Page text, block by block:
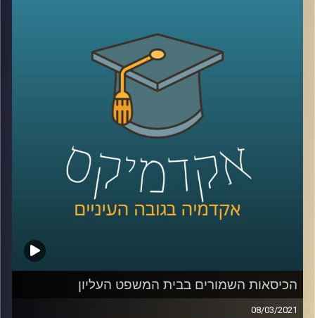
לאודר לממשל, דיפלומטיה ואסטרטגיה באוניברסיטת רייכמן,
שתחום התמחותה הוא התנהגות פוליטית ורדיקליזם פוליטי,
בחונת במחקריה את המניעים לקיצוניות ואלימות פוליטית
וכיצד ניתן למתן השפעתם של תהליכים אלה על מנת לעודד
דינמיקה פוליטית שאינה אלימה, הגיעה לדבר על ספר חדש
עליו עמלה כ-10 שנים הבוחן את שאלת ההצלחה של מפעל
בספר היא הציגה מהי בעצם קבוצה, סקרה את מפעל
ההתנחלויות מרבדים שונים וכמובן- בחנה מהי הצלחה?
אז מה אתם מהמרים? מפעל ההתנחלויות הצליח או לא?
מוזמנים להאזין לפרק ולהחליט בעצמכם
קרדיט תמונות:AudioVersity
הכיסאות השמורים בבית המשפט העליון
08/03/2021